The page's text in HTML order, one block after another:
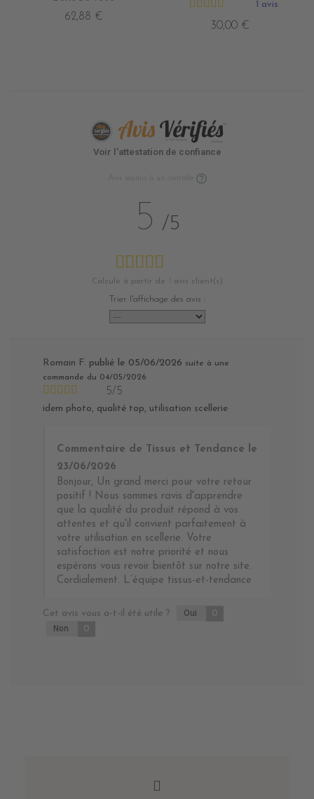
62,88 €
1 avis
30,00 €
Voir l'attestation de confiance
Avis soumis à un contrôle
5 /5
Calculé à partir de avis client(s)
Trier l'affichage des avis :
Romain F. publié le 05/06/2026 suite à une
commande du 04/05/2026
5/5
idem photo, qualité top, utilisation scellerie
Commentaire de Tissus et Tendance le
23/06/2026
Bonjour, Un grand merci pour votre retour
positif ! Nous sommes ravis d'apprendre
que la qualité du produit répond à vos
attentes et qu'il convient parfaitement à
votre utilisation en scellerie. Votre
satisfaction est notre priorité et nous
espérons vous revoir bientôt sur notre site.
Cordialement. L’équipe tissus-et-tendance
Cet avis vous a-t-il été utile ? Oui 0
Non 0